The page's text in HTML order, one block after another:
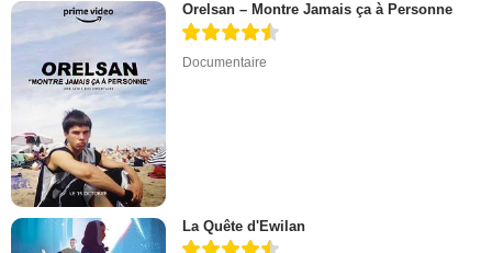
Orelsan – Montre Jamais ça à Personne
Documentaire
La Quête d'Ewilan